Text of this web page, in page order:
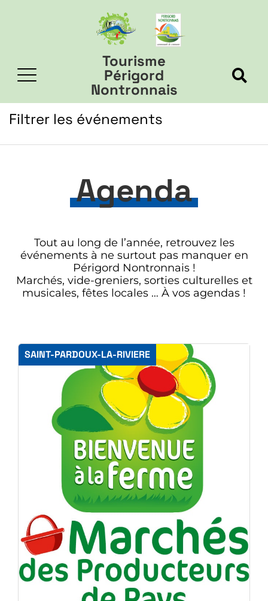
Tourisme
Périgord
Nontronnais
Filtrer les événements
Agenda
Tout au long de l’année, retrouvez les
événements à ne surtout pas manquer en
Périgord Nontronnais !
Marchés, vide-greniers, sorties culturelles et
musicales, fêtes locales … À vos agendas !
SAINT-PARDOUX-LA-RIVIERE